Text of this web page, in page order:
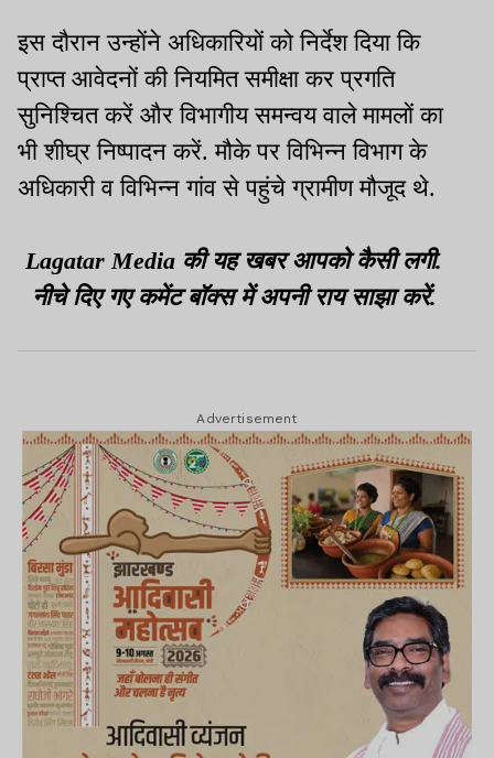
इस दौरान उन्होंने अधिकारियों को निर्देश दिया कि
प्राप्त आवेदनों की नियमित समीक्षा कर प्रगति
सुनिश्चित करें और विभागीय समन्वय वाले मामलों का
भी शीघ्र निष्पादन करें. मौके पर विभिन्न विभाग के
अधिकारी व विभिन्न गांव से पहुंचे ग्रामीण मौजूद थे.
Lagatar Media की यह खबर आपको कैसी लगी.
नीचे दिए गए कमेंट बॉक्स में अपनी राय साझा करें.
Advertisement